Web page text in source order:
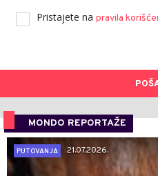
Pristajete na pravila
MONDO REPORTAŽE
PUTOVANJA
21.07.2026.